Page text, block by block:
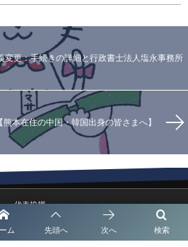
変更：手続きの詳細と行政書士法人塩永事務所
【熊本在住の中国・韓国出身の皆さまへ】
検索
ム 先頭へ 次へ
代表挨拶
補助金申請代行